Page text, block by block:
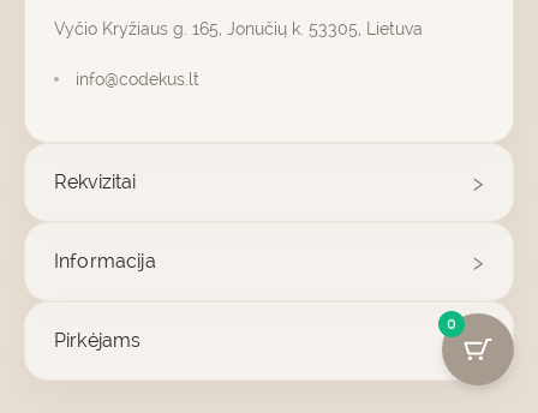
Vyčio Kryžiaus g. 165, Jonučių k. 53305, Lietuva
info@codekus.lt
Rekvizitai
Informacija
Pirkėjams
0